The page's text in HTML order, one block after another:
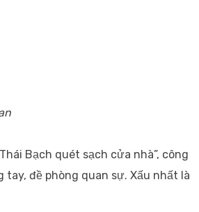
Bạch quét sạch cửa nhà”, công
đề phòng quan sự. Xấu nhất là